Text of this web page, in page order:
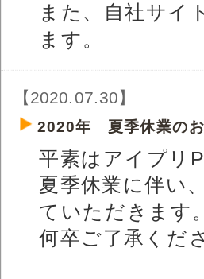
また、自社サイ
ます。
【2020.07.30】
2020年 夏季休業の
平素はアイプリ
夏季休業に伴い
ていただきます。
何卒ご了承くだ